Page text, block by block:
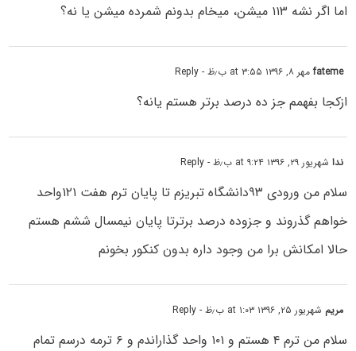
اما اگر نشه ۱۱۳ میشن، میخام بدونم شمرده میشن یا نه؟
fatemeمهر ۸, ۱۳۹۶ at ۳:۵۵ ب٫ظ - Reply
ازکجا بفهمم جز ده درصد برتر هستم یانه؟
نداشهریور ۲۹, ۱۳۹۶ at ۹:۲۴ ب٫ظ - Reply
سلام من ورودی ۹۳دانشگاه تبریزم تا پایان ترم هفت ۱۲۱واحد
خواهم گذروند و جزوده درصد برترتا پایان نیمسال ششم هستم
حالا امکانش برا من وجود داره بدون کنکور بخونم
مریم شهریور ۲۵, ۱۳۹۶ at ۱:۰۳ ب٫ظ - Reply
سلام من ترم ۴ هستم و ۱۰۱ واحد گذاراندم و ۶ ترمه درسم تمام